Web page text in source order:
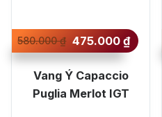
580.000₫ 475.000 ₫
Vang Ý Capaccio
Puglia Merlot IGT